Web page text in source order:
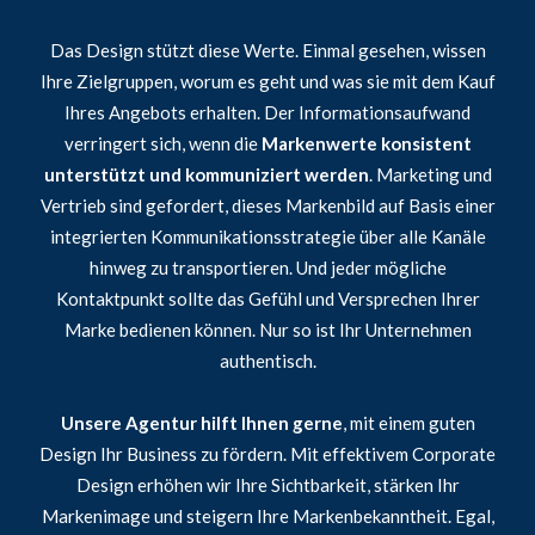
Das Design stützt diese Werte. Einmal gesehen, wissen
Ihre Zielgruppen, worum es geht und was sie mit dem Kauf
Ihres Angebots erhalten. Der Informationsaufwand
verringert sich, wenn die Markenwerte konsistent
unterstützt und kommuniziert werden. Marketing und
Vertrieb sind gefordert, dieses Markenbild auf Basis einer
integrierten Kommunikationsstrategie über alle Kanäle
hinweg zu transportieren. Und jeder mögliche
Kontaktpunkt sollte das Gefühl und Versprechen Ihrer
Marke bedienen können. Nur so ist Ihr Unternehmen
authentisch.
Unsere Agentur hilft Ihnen gerne, mit einem guten
Design Ihr Business zu fördern. Mit effektivem Corporate
Design erhöhen wir Ihre Sichtbarkeit, stärken Ihr
Markenimage und steigern Ihre Markenbekanntheit. Egal,